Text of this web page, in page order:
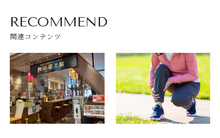
RECOMMEND
関連コンテンツ